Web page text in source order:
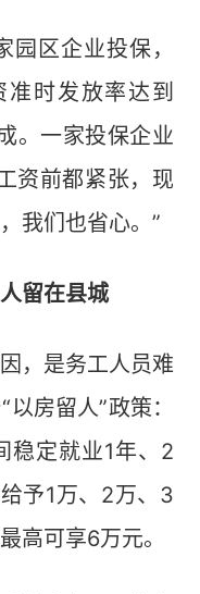
区企业投保，
时发放率达到
。一家投保企业
资前都紧张，现
我们也省心。”
留在县城
，是务工人员难
房留人”政策：
稳定就业1年、2
予1万、2万、3
高可享6万元。